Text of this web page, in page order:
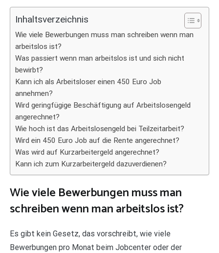
Inhaltsverzeichnis
Wie viele Bewerbungen muss man schreiben wenn man
arbeitslos ist?
Was passiert wenn man arbeitslos ist und sich nicht
bewirbt?
Kann ich als Arbeitsloser einen 450 Euro Job
annehmen?
Wird geringfügige Beschäftigung auf Arbeitslosengeld
angerechnet?
Wie hoch ist das Arbeitslosengeld bei Teilzeitarbeit?
Wird ein 450 Euro Job auf die Rente angerechnet?
Was wird auf Kurzarbeitergeld angerechnet?
Kann ich zum Kurzarbeitergeld dazuverdienen?
Wie viele Bewerbungen muss man
schreiben wenn man arbeitslos ist?
Es gibt kein Gesetz, das vorschreibt, wie viele
Bewerbungen pro Monat beim Jobcenter oder der